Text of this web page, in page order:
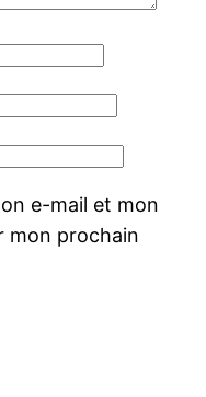
e-mail et mon
mon prochain